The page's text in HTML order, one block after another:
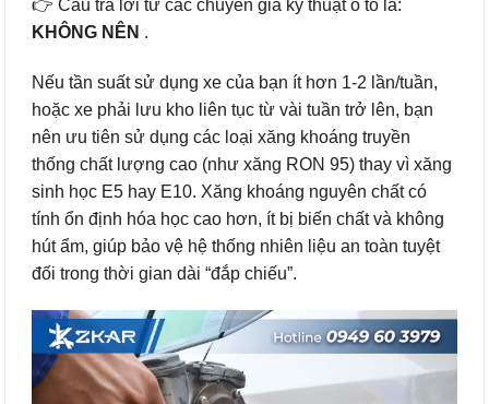
👉 Câu trả lời từ các chuyên gia kỹ thuật ô tô là:
KHÔNG NÊN .
Nếu tần suất sử dụng xe của bạn ít hơn 1-2 lần/tuần,
hoặc xe phải lưu kho liên tục từ vài tuần trở lên, bạn
nên ưu tiên sử dụng các loại xăng khoáng truyền
thống chất lượng cao (như xăng RON 95) thay vì xăng
sinh học E5 hay E10. Xăng khoáng nguyên chất có
tính ổn định hóa học cao hơn, ít bị biến chất và không
hút ẩm, giúp bảo vệ hệ thống nhiên liệu an toàn tuyệt
đối trong thời gian dài “đắp chiếu”.